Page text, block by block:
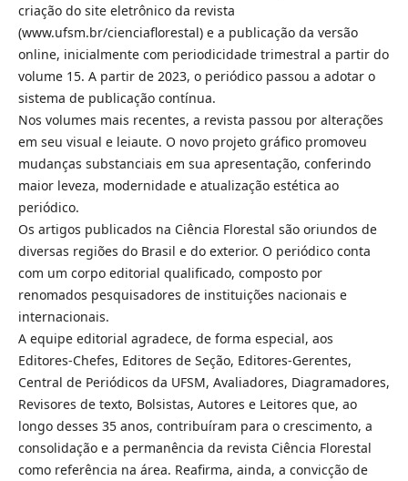
criação do site eletrônico da revista
(www.ufsm.br/cienciaflorestal) e a publicação da versão
online, inicialmente com periodicidade trimestral a partir do
volume 15. A partir de 2023, o periódico passou a adotar o
sistema de publicação contínua.
Nos volumes mais recentes, a revista passou por alterações
em seu visual e leiaute. O novo projeto gráfico promoveu
mudanças substanciais em sua apresentação, conferindo
maior leveza, modernidade e atualização estética ao
periódico.
Os artigos publicados na Ciência Florestal são oriundos de
diversas regiões do Brasil e do exterior. O periódico conta
com um corpo editorial qualificado, composto por
renomados pesquisadores de instituições nacionais e
internacionais.
A equipe editorial agradece, de forma especial, aos
Editores-Chefes, Editores de Seção, Editores-Gerentes,
Central de Periódicos da UFSM, Avaliadores, Diagramadores,
Revisores de texto, Bolsistas, Autores e Leitores que, ao
longo desses 35 anos, contribuíram para o crescimento, a
consolidação e a permanência da revista Ciência Florestal
como referência na área. Reafirma, ainda, a convicção de